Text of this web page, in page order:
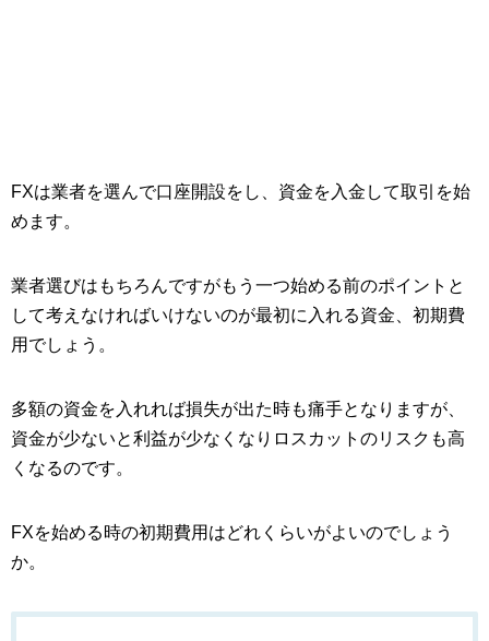
FXは業者を選んで口座開設をし、資金を入金して取引を始
めます。
業者選びはもちろんですがもう一つ始める前のポイントと
して考えなければいけないのが最初に入れる資金、初期費
用でしょう。
多額の資金を入れれば損失が出た時も痛手となりますが、
資金が少ないと利益が少なくなりロスカットのリスクも高
くなるのです。
FXを始める時の初期費用はどれくらいがよいのでしょう
か。